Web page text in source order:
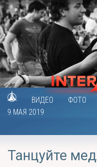
ВИДЕО ФОТО
9 МАЯ 2019
Танцуйте